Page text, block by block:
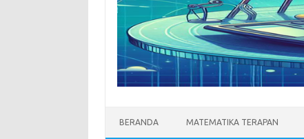
BERANDA MATEMATIKA TERAPAN